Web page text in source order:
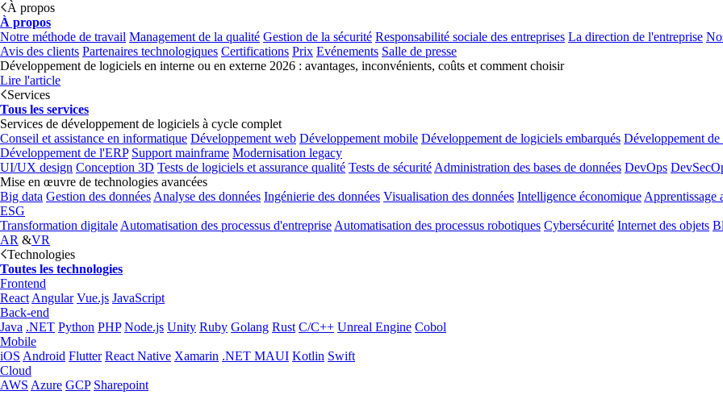
À propos
À propos
Notre méthode de travail Management de la qualité Gestion de la sécurité Responsabilité sociale des entreprises La direction de l'entreprise
Avis des clients Partenaires technologiques Certifications Prix Evénements Salle de presse
Développement de logiciels en interne ou en externe 2026 : avantages, inconvénients, coûts et comment choisir
Lire l'article
Services
Tous les services
Services de développement de logiciels à cycle complet
Conseil et assistance en informatique Développement web Développement mobile Développement de logiciels embarqués Développement
Développement de l'ERP Support mainframe Modernisation legacy
UI/UX design Conception 3D Tests de logiciels et assurance qualité Tests de sécurité Administration des bases de données DevOps
Mise en œuvre de technologies avancées
Big data Gestion des données Analyse des données Ingénierie des données Visualisation des données Intelligence économique Apprentissage
ESG
Transformation digitale Automatisation des processus d'entreprise Automatisation des processus robotiques Cybersécurité Internet des objets
AR &VR
Technologies
Toutes les technologies
Frontend
React Angular Vue.js JavaScript
Back-end
Java .NET Python PHP Node.js Unity Ruby Golang Rust C/C++ Unreal Engine Cobol
Mobile
iOS Android Flutter React Native Xamarin .NET MAUI Kotlin Swift
Cloud
AWS Azure GCP Sharepoint